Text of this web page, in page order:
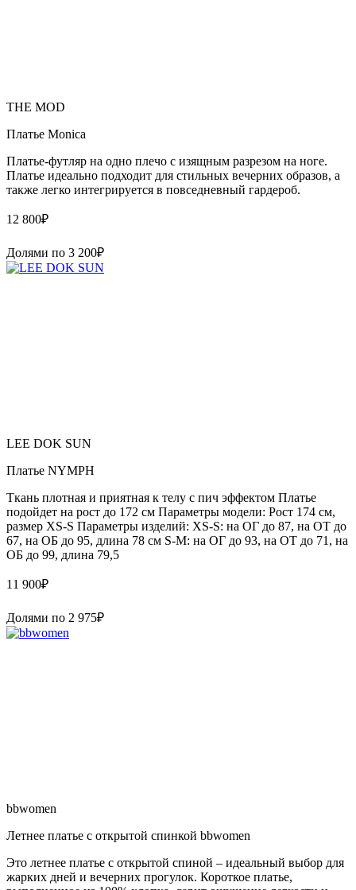
THE MOD
Платье Monica
Платье-футляр на одно плечо с изящным разрезом на ноге.
Платье идеально подходит для стильных вечерних образов, а
также легко интегрируется в повседневный гардероб.
12 800₽
Долями по 3 200₽
LEE DOK SUN
Платье NYMPH
Ткань плотная и приятная к телу с пич эффектом Платье
подойдет на рост до 172 см Параметры модели: Рост 174 см,
размер XS-S Параметры изделий: XS-S: на ОГ до 87, на ОТ до
67, на ОБ до 95, длина 78 см S-M: на ОГ до 93, на ОТ до 71, на
ОБ до 99, длина 79,5
11 900₽
Долями по 2 975₽
bbwomen
Летнее платье с открытой спинкой bbwomen
Это летнее платье с открытой спиной – идеальный выбор для
жарких дней и вечерних прогулок. Короткое платье,